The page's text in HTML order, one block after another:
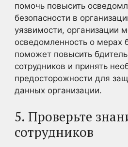
помочь повысить
безопасности в
уязвимости, организации
осведомленность о мерах
поможет повысить
сотрудников и принять
предосторожности для
данных организации.
5. Проверьте
сотрудников